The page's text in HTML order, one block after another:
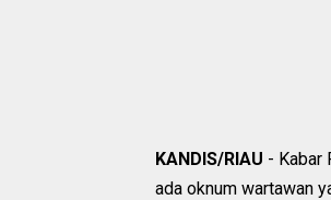
KANDIS/RIAU - Kabar
ada oknum wartawan